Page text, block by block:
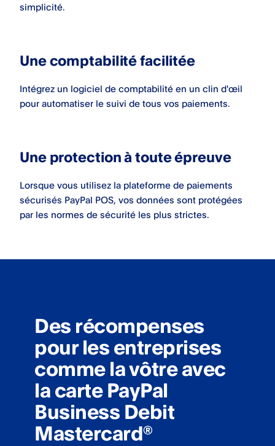
simplicité.
Une comptabilité facilitée
Intégrez un logiciel de comptabilité en un clin d'œil
pour automatiser le suivi de tous vos paiements.
Une protection à toute épreuve
Lorsque vous utilisez la plateforme de paiements
sécurisés PayPal POS​, vos données sont protégées
par les normes de sécurité les plus strictes.
Des récompenses
pour les entreprises
comme la vôtre avec
la carte PayPal
Business Debit
Mastercard®